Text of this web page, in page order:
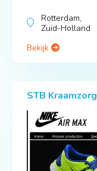
Rotterdam,
Zuid-Holland
Bekijk
STB Kraamzorg